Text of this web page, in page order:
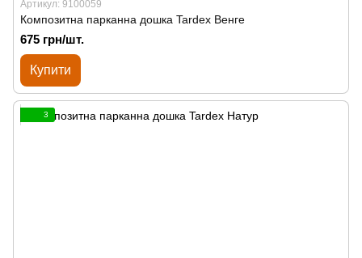
Артикул: 9100059
Композитна парканна дошка Tardex Венге
675 грн/шт.
Купити
3